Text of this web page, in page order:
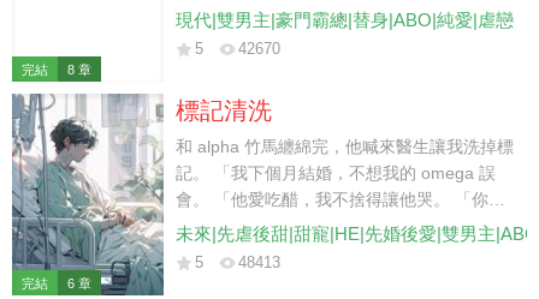
完結 8 章
全城的 LED 屏官宣我們的愛情。 甚至，放棄
了繼承權也要和身為 Beta 的我成婚。 「無論
下子嗣。 然而，在即將簽訂胚胎移植的協議書
時，顧星辰卻失蹤了。 我找到他時，卻聽到他
不屑地跟別人說： 「如果不是因為江懷風，
我連看他一眼都嫌噁心。」 「毫無價值的
Beta，又怎麼配得上我們顧家呢？」
現代|雙男主|豪門霸總|替身|ABO|純愛|虐戀
5 42670
完結 6 章
標記清洗
和 alpha 竹馬纏綿完，他喊來醫生讓我洗掉標
記。 「我下個月結婚，不想我的 omega 誤
會。 「他愛吃醋，我不捨得讓他哭。 「你也
是個大齡剩 O 了，總不能帶著我的標記去和別
的 alpha 相親。」 他殘忍而又薄涼地扔給我一
未來|先虐後甜|甜寵|HE|先婚後愛|雙男主
5 48413